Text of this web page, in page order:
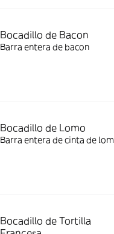
Bocadillo de Bacon
Barra entera de bacon
Bocadillo de Lomo
Barra entera de cinta de
Bocadillo de Tortilla